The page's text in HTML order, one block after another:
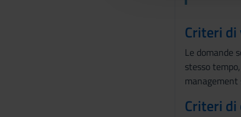
Criteri
Le domande
stesso
Criteri